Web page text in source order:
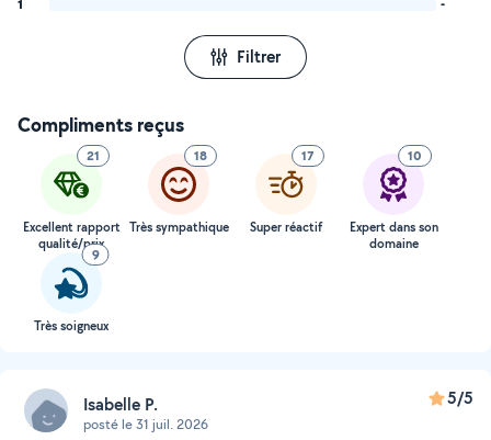
1
-
Filtrer
Compliments reçus
21
Excellent rapport
qualité/prix
18
Très sympathique
17
Super réactif
10
Expert dans son
domaine
9
Très soigneux
Isabelle P.
posté le 31 juil. 2026
5/5